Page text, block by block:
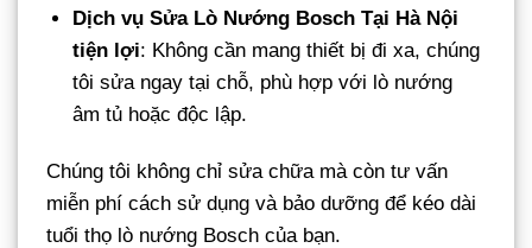
Dịch vụ Sửa Lò Nướng Bosch Tại Hà Nội
tiện lợi: Không cần mang thiết bị đi xa, chúng
tôi sửa ngay tại chỗ, phù hợp với lò nướng
âm tủ hoặc độc lập.
Chúng tôi không chỉ sửa chữa mà còn tư vấn
miễn phí cách sử dụng và bảo dưỡng để kéo dài
tuổi thọ lò nướng Bosch của bạn.